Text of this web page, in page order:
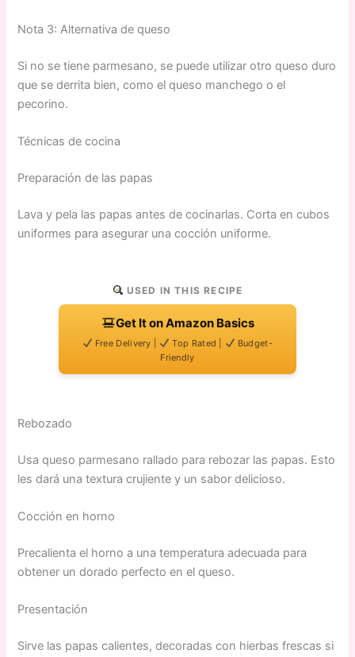
Nota 3: Alternativa de queso
Si no se tiene parmesano, se puede utilizar otro queso duro
que se derrita bien, como el queso manchego o el
pecorino.
Técnicas de cocina
Preparación de las papas
Lava y pela las papas antes de cocinarlas. Corta en cubos
uniformes para asegurar una cocción uniforme.
USED IN THIS RECIPE
Get It on Amazon Basics
Free Delivery | Top Rated |
Budget-
Friendly
Rebozado
Usa queso parmesano rallado para rebozar las papas. Esto
les dará una textura crujiente y un sabor delicioso.
Cocción en horno
Precalienta el horno a una temperatura adecuada para
obtener un dorado perfecto en el queso.
Presentación
Sirve las papas calientes, decoradas con hierbas frescas si